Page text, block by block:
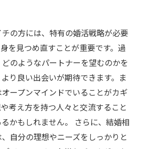
の方には、特有の婚活戦略が必要
を見つめ直すことが重要です。過
のようなパートナーを望むのかを
り良い出会いが期待できます。ま
ープンマインドでいることがカギ
考え方を持つ人々と交流すること
かもしれません。 さらに、結婚相
自分の理想やニーズをしっかりと